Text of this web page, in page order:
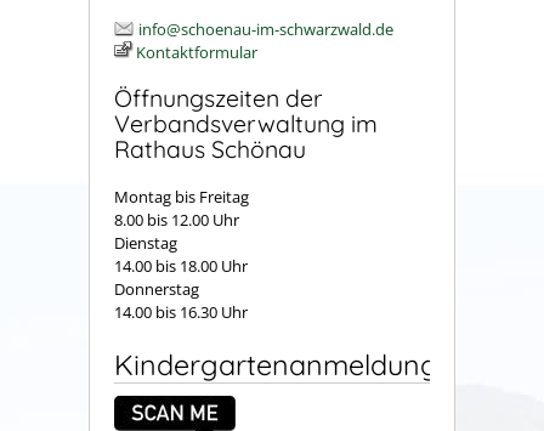
info@schoenau-im-schwarzwald.de
Kontaktformular
Öffnungszeiten der
Verbandsverwaltung im
Rathaus Schönau
Montag bis Freitag
8.00 bis 12.00 Uhr
Dienstag
14.00 bis 18.00 Uhr
Donnerstag
14.00 bis 16.30 Uhr
Kindergartenanmeldung